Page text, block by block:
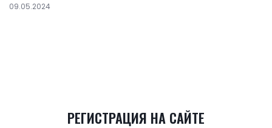
09.05.2024
РЕГИСТРАЦИЯ НА САЙТЕ